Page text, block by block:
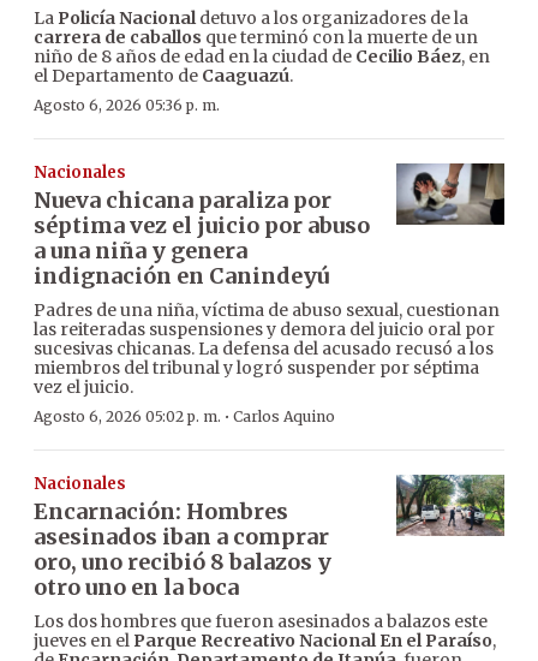
La Policía Nacionaldetuvo a los organizadores de la
carrera de caballos que terminó con la muerte de un
niño de 8 años de edad en la ciudad de Cecilio Báez, en
el Departamento de Caaguazú.
Agosto 6, 2026 05:36 p. m.
Nacionales
Nueva chicana paraliza por
séptima vez el juicio por abuso
a una niña y genera
indignación en Canindeyú
Padres de una niña, víctima de abuso sexual, cuestionan
las reiteradas suspensiones y demora del juicio oral por
sucesivas chicanas. La defensa del acusado recusó a los
miembros del tribunal y logró suspender por séptima
vez el juicio.
Agosto 6, 2026 05:02 p. m. · Carlos Aquino
Nacionales
Encarnación: Hombres
asesinados iban a comprar
oro, uno recibió 8 balazos y
otro uno en la boca
Los dos hombres que fueron asesinados a balazos este
jueves en el Parque Recreativo Nacional En el Paraíso,